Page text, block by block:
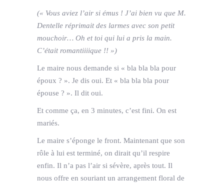
(« Vous aviez l’air si émus ! J’ai bien vu que M.
Dentelle réprimait des larmes avec son petit
mouchoir… Oh et toi qui lui a pris la main.
C’était romantiiiique !! »)
Le maire nous demande si « bla bla bla pour
époux ? ». Je dis oui. Et « bla bla bla pour
épouse ? ». Il dit oui.
Et comme ça, en 3 minutes, c’est fini. On est
mariés.
Le maire s’éponge le front. Maintenant que son
rôle à lui est terminé, on dirait qu’il respire
enfin. Il n’a pas l’air si sévère, après tout. Il
nous offre en souriant un arrangement floral de